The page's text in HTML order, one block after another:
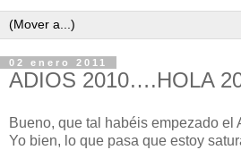
02 enero 2011
ADIOS 2010….HOLA
Bueno, que tal habéis empezado el
Yo bien, lo que pasa que estoy